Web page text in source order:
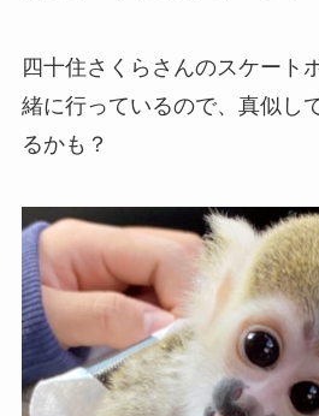
四十住さくらさんのスケート
緒に行っているので、真似し
るかも？